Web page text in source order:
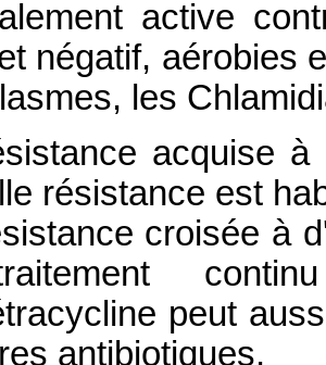
active
négatif, aérobies
les
acquise
résistance est
croisée à
peut
antibiotiques.